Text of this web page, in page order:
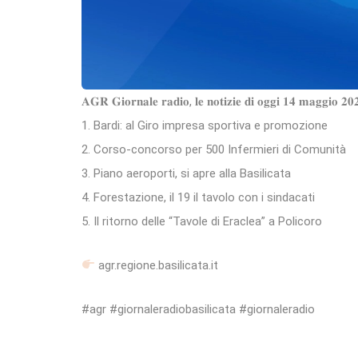
𝐀𝐆𝐑 𝐆𝐢𝐨𝐫𝐧𝐚𝐥𝐞 𝐫𝐚𝐝𝐢𝐨, 𝐥𝐞 𝐧𝐨𝐭𝐢𝐳𝐢𝐞 𝐝𝐢 𝐨𝐠𝐠𝐢 𝟏𝟒 𝐦𝐚𝐠𝐠𝐢𝐨
1. Bardi: al Giro impresa sportiva e promozione
2. Corso-concorso per 500 Infermieri di Comunità
3. Piano aeroporti, si apre alla Basilicata
4. Forestazione, il 19 il tavolo con i sindacati
5. Il ritorno delle “Tavole di Eraclea” a Policoro
agr.regione.basilicata.it
#agr #giornaleradiobasilicata #giornaleradio